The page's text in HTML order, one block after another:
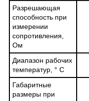
Разрешающая
способность при
измерении
сопротивления,
Ом
Диапазон рабочих
температур, ° С
Габаритные
размеры при